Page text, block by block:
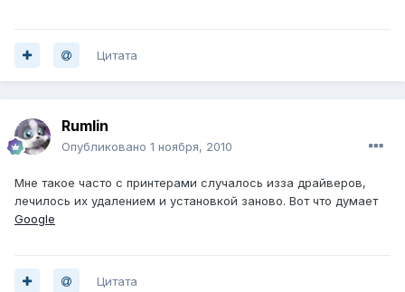
Цитата
Rumlin
Опубликовано 1 ноября, 2010
Мне такое часто с принтерами случалось изза драйверов,
лечилось их удалением и установкой заново. Вот что думает
Google
Цитата